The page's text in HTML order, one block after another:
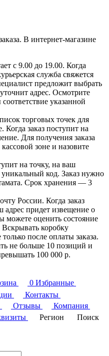
В интернет-магазине
с 9.00 до 19.00. Когда
служба свяжется
предложит выбрать
адрес. Осмотрите
указанной
торговых точек для
Когда заказ поступит на
Для получения заказа
зоне и назовите
на точку, на ваш
код. Заказ нужно
Срок хранения — 3
России. Когда заказ
адрес придет извещение о
можете оценить состояние
Вскрывать коробку
после оплаты заказа.
не больше 10 позиций и
100 000 р.
0 Избранные
Контакты
Отзывы
Компания
Регион
Поиск